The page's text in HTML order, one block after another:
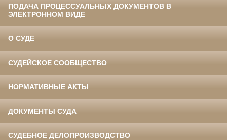
ПОДАЧА ПРОЦЕССУАЛЬНЫХ ДОКУМЕНТОВ В
ЭЛЕКТРОННОМ ВИДЕ
О СУДЕ
СУДЕЙСКОЕ СООБЩЕСТВО
НОРМАТИВНЫЕ АКТЫ
ДОКУМЕНТЫ СУДА
СУДЕБНОЕ ДЕЛОПРОИЗВОДСТВО